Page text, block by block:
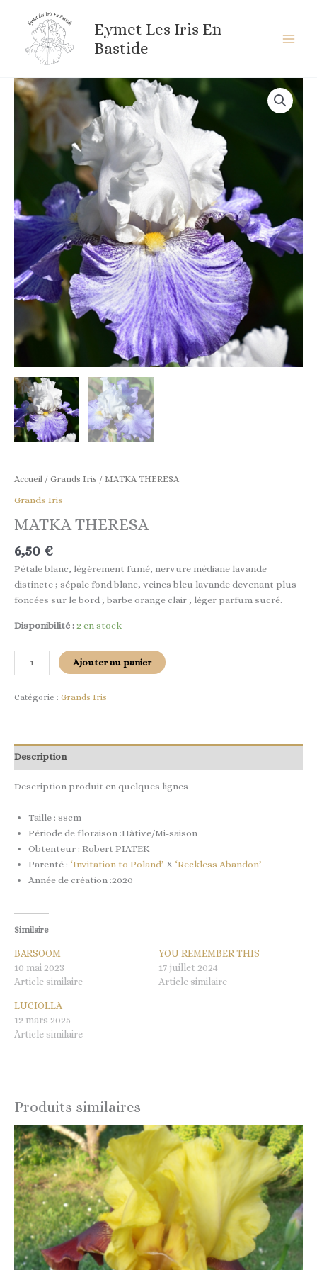
contenu
Eymet Les Iris En
Bastide
Accueil / Grands Iris / MATKA THERESA
Grands Iris
MATKA THERESA
6,50 €
Pétale blanc, légèrement fumé, nervure médiane lavande
distincte ; sépale fond blanc, veines bleu lavande devenant plus
foncées sur le bord ; barbe orange clair ; léger parfum sucré.
Disponibilité : 2 en stock
quantité
de
THERESA
Ajouter au panier
Catégorie : Grands Iris
Description
Description produit en quelques lignes
Taille : 88cm
Période de floraison :Hâtive/Mi-saison
Obtenteur : Robert PIATEK
Parenté : ‘Invitation to Poland’ X ‘Reckless Abandon’
Année de création :2020
Similaire
BARSOOM
10 mai 2023
Article similaire
YOU REMEMBER THIS
17 juillet 2024
Article similaire
LUCIOLLA
12 mars 2025
Article similaire
Produits similaires